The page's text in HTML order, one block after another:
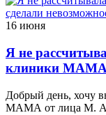
16 июня
Я не
клиники МАМА
Добрый день, хочу
МАМА от лица М.